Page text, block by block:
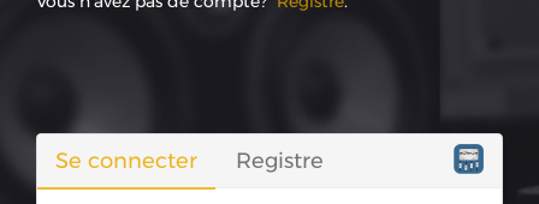
Se connecter Registre